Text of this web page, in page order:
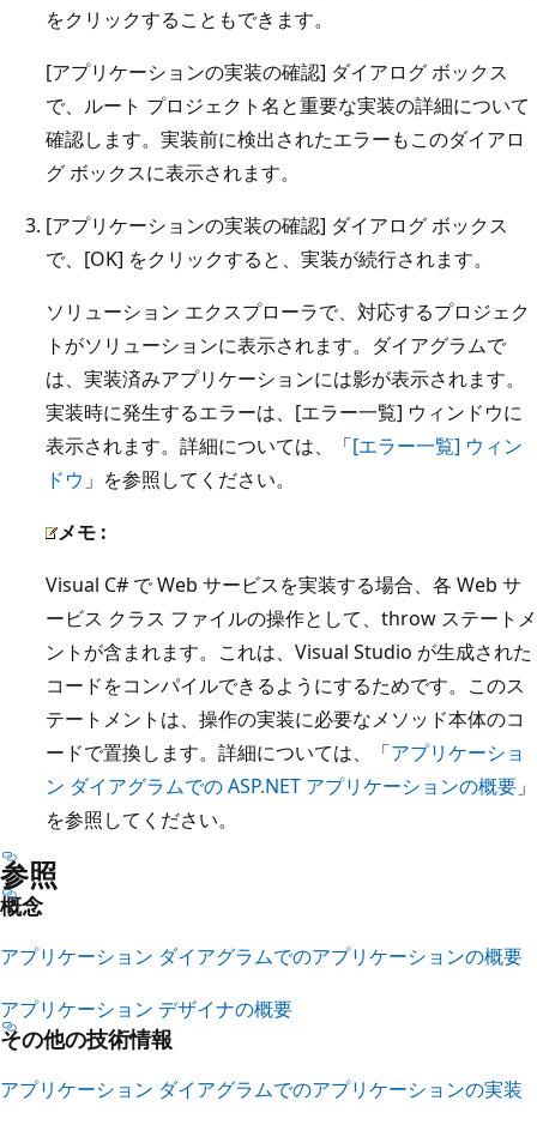
をクリックすることもできます。
[アプリケーションの実装の確認] ダイアログ ボックス
で、ルート プロジェクト名と重要な実装の詳細について
確認します。実装前に検出されたエラーもこのダイアロ
グ ボックスに表示されます。
[アプリケーションの実装の確認] ダイアログ ボックス
で、[OK] をクリックすると、実装が続行されます。
ソリューション エクスプローラで、対応するプロジェク
トがソリューションに表示されます。ダイアグラムで
は、実装済みアプリケーションには影が表示されます。
実装時に発生するエラーは、[エラー一覧] ウィンドウに
表示されます。詳細については、「[エラー一覧] ウィン
ドウ 」を参照してください。
メモ :
Visual C# で Web サービスを実装する場合、各 Web サ
ービス クラス ファイルの操作として、throw ステートメ
ントが含まれます。これは、Visual Studio が生成された
コードをコンパイルできるようにするためです。このス
テートメントは、操作の実装に必要なメソッド本体のコ
ードで置換します。詳細については、「アプリケーショ
ン ダイアグラムでの ASP.NET アプリケーションの概要 」
を参照してください。
参照
概念
アプリケーション ダイアグラムでのアプリケーションの概要
アプリケーション デザイナの概要
その他の技術情報
アプリケーション ダイアグラムでのアプリケーションの実装